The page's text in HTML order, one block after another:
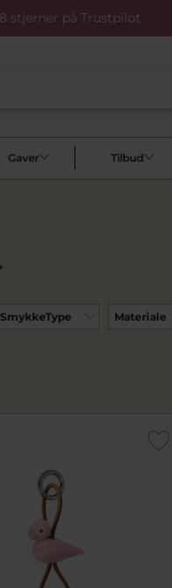
stjerner på Trustpilot
Gaver Tilbud
SmykkeType Materiale